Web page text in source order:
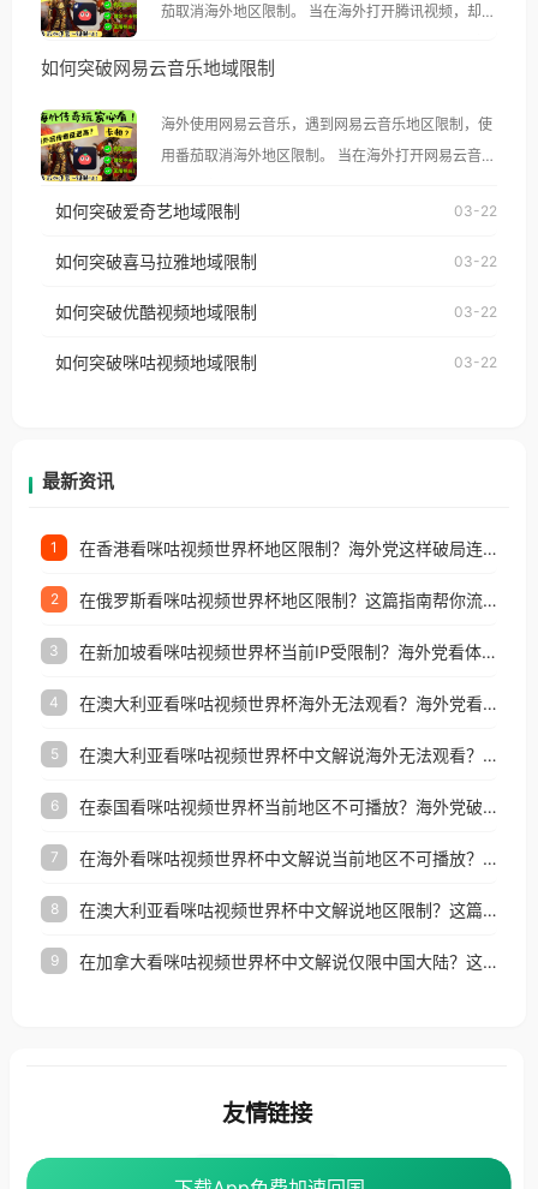
茄取消海外地区限制。 当在海外打开腾讯视频，却突
示语。 海外用户如香港、澳门、台湾、美国、加拿
像其他音乐平台一样，出现地区及版权限制问题，且
仅能在中国大陆地区播放。 遇到这个问题的朋友们，
使用番茄回国加速器，即可解决「海外用户收听腾讯
台湾、美国、加拿大、澳大利亚、欧洲等国家和地区
权限制所困扰。
如何突破网易云音乐地域限制
海外使用网易云音乐，遇到网易云音乐地区限制，使
用番茄取消海外地区限制。 当在海外打开网易云音
播放”的提示语。 海外用户如香港、澳门、台湾、美
国、加拿大、澳大利亚、欧洲等国家和地区时，网易
制问题，且仅能在中国大陆地区播放。 遇到这个问题
户收听网易云音乐地区版权限制」的问题，无论人在
如何突破爱奇艺地域限制 03-22
如何突破喜马拉雅地域限制 03-22
如何突破优酷视频地域限制 03-22
如何突破咪咕视频地域限制 03-22
最新资讯
1 在香港看咪咕视频世界杯地区限制？海外党这样破局连看7天不卡顿！
2 在俄罗斯看咪咕视频世界杯地区限制？这篇指南帮你流畅看中文解说赛事
3 在新加坡看咪咕视频世界杯当前IP受限制？海外党看体育赛事的终极破局指南
4 在澳大利亚看咪咕视频世界杯海外无法观看？海外党看国内体育直播的终极解法
5 在澳大利亚看咪咕视频世界杯中文解说海外无法观看？这篇指南帮你搞定所有体育直播难题
6 在泰国看咪咕视频世界杯当前地区不可播放？海外党破局看中文解说赛事指南
7 在海外看咪咕视频世界杯中文解说当前地区不可播放？这篇指南帮你搞定所有体育赛事直播难题
8 在澳大利亚看咪咕视频世界杯中文解说地区限制？这篇指南帮你搞定海外观赛难题
9 在加拿大看咪咕视频世界杯中文解说仅限中国大陆？这篇指南帮你轻松解锁中文解说和赛事直播
友情链接